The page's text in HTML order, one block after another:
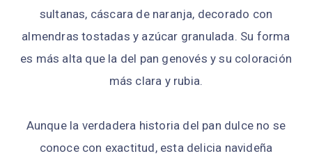
sultanas, cáscara de naranja, decorado con
almendras tostadas y azúcar granulada. Su forma
es más alta que la del pan genovés y su coloración
más clara y rubia.
Aunque la verdadera historia del pan dulce no se
conoce con exactitud, esta delicia navideña